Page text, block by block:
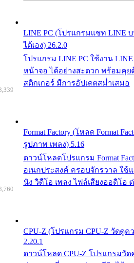
LINE PC (โปรแกรมแชท LINE
ได้เอง) 26.2.0
โปรแกรม LINE PC ใช้งาน
หน้าจอ ได้อย่างสะดวก พร้อมคุย
สติกเกอร์ มีการอัปเดตสม่ำเสมอ
Format Factory (โหลด Format
รูปภาพ เพลง) 5.16
ดาวน์โหลดโปรแกรม Format
อเนกประสงค์ ครอบจักรวาล ใช้
นัง วิดีโอ เพลง ไฟล์เสียงออดิโอ
CPU-Z (โปรแกรม CPU-Z วัดดูค
2.20.1
ดาวน์โหลด CPU-Z โปรแกรมวัด